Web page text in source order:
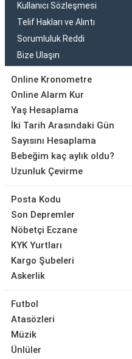
Kullanıcı Sözleşmesi
Telif Hakları ve Alıntı
Sorumluluk Reddi
Bize Ulaşın
Online Kronometre
Online Alarm Kur
Yaş Hesaplama
İki Tarih Arasındaki Gün
Sayısını Hesaplama
Bebeğim kaç aylık oldu?
Uzunluk Çevirme
Posta Kodu
Son Depremler
Nöbetçi Eczane
KYK Yurtları
Kargo Şubeleri
Askerlik
Futbol
Atasözleri
Müzik
Ünlüler